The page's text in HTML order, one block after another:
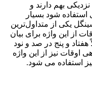
بهم دارند و
شود بسیار
یکی از متداول‌ترین
از این واژه برای بیان
هفتاد و پنج در صد و نود
اوقات نیز از این واژه
استفاده می شود.